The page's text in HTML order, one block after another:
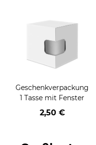
Geschenkverpackung
1 Tasse mit Fenster
2,50 €